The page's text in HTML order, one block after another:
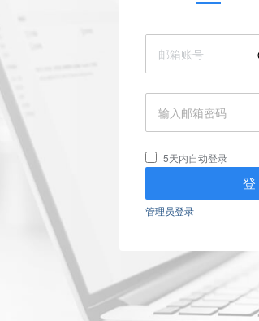
5天内自动登录
管理员登录